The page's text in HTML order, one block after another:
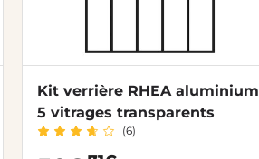
Kit verrière RHEA aluminium
5 vitrages transparents
(6)